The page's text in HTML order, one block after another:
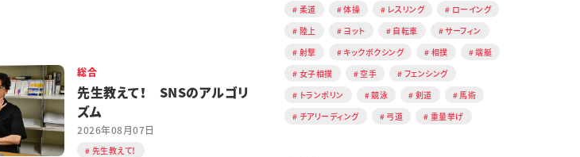
総合
先生教えて！ SNSのアルゴリ
ズム
2026年08月07日
先生教えて！
柔道
体操 レスリング
ローイング
陸上
ヨット 自転車
サーフィン
射撃
キックボクシング 相撲
端艇
女子相撲
空手
フェンシング
トランポリン
競泳 剣道
馬術
チアリーディング
弓道 重量挙げ